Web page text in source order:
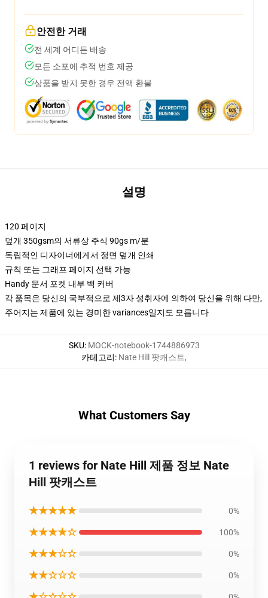
안전한 거래
전 세계 어디든 배송
모든 소포에 추적 번호 제공
상품을 받지 못한 경우 전액 환불
설명
120 페이지
덮개 350gsm의 서류상 주식 90gs m/분
독립적인 디자이너에게서 정면 덮개 인쇄
규칙 또는 그래프 페이지 선택 가능
Handy 문서 포켓 내부 백 커버
각 품목은 당신의 국부적으로 제3자 성취자에 의하여 당신을 위해 다만,
주어지는 제품에 있는 경미한 variances일지도 모릅니다
SKU: MOCK-notebook-1744886973
카테고리: Nate Hill 팟캐스트,
What Customers Say
1 reviews for Nate Hill 제품 정보 Nate
Hill 팟캐스트
★★★★★ 0%
★★★★☆ 100%
★★★☆☆ 0%
★★☆☆☆ 0%